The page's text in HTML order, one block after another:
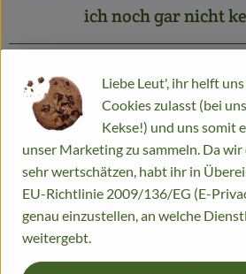
ich noch gar nicht
Es gibt Gemüse- und
überhaupt nicht essen,
deswegen auf eine
verzichten?
Meine Kiste ist so
Liebe Leut', ihr helft
Cookies zulasst (bei
Kekse!) und uns somit
unser Marketing zu sammeln. Da
sehr wertschätzen, habt ihr in
EU-Richtlinie 2009/136/EG (E-
genau einzustellen, an welche
weitergebt.